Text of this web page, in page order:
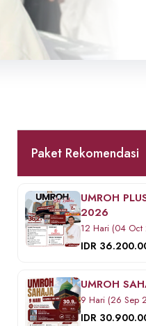
Paket Rekomendasi
UMROH
2026
12 Hari (04
IDR
UMROH
9 Hari (26 Sep
IDR